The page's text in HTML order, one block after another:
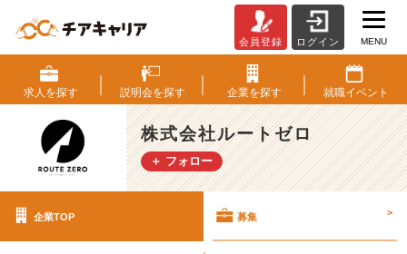
式
会
社
ル
ー
ト
採
会員登録 ログイン MENU
求人を探す 説明会を探す 企業を探す 就職イベント
株式会社ルートゼロ
＋ フォロー
企業TOP 募集 >